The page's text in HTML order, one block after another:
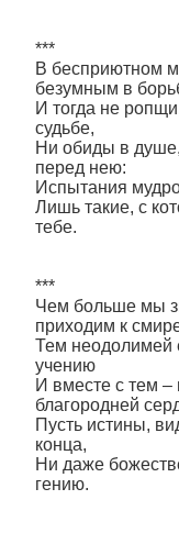
***
В бесприютном
безумным в
И тогда не
судьбе,
Ни обиды в
перед нею:
Испытания
Лишь такие, с
тебе.
***
Чем больше мы
приходим к
Тем неодолимей
учению
И вместе с тем
благородней
Пусть истины,
конца,
Ни даже
гению.